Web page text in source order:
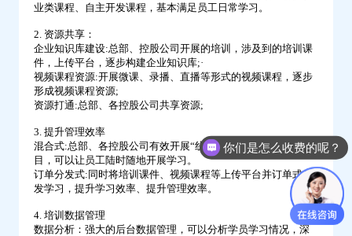
业类课程、自主开发课程，基本满足员工日常学习。
2. 资源共享：
企业知识库建设:总部、控股公司开展的培训，涉及到的培训课
件，上传平台，逐步构建企业知识库;·
视频课程资源:开展微课、录播、直播等形式的视频课程，逐步
形成视频课程资源;
资源打通:总部、各控股公司共享资源;
3. 提升管理效率
混合式:总部、各控股公司有效开展“线上+线下”混合式培养项
目，可以让员工陆时随地开展学习。
订单分发式:同时将培训课件、视频课程等上传平台并订单式分
发学习，提升学习效率、提升管理效率。
4. 培训数据管理
数据分析：强大的后台数据管理，可以分析学员学习情况，深
你们是怎么收费的呢？